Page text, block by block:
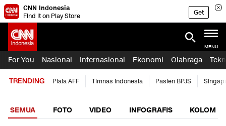
CNN Indonesia
Find it on Play Store
Get
MENU
For You Nasional Internasional Ekonomi Olahraga
TRENDING Piala AFF Timnas Indonesia Pasien BPJS
SEMUA FOTO VIDEO INFOGRAFIS KOLOM